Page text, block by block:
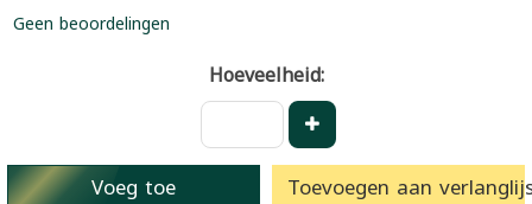
Geen beoordelingen
Hoeveelheid:
Voeg toe Toevoegen aan